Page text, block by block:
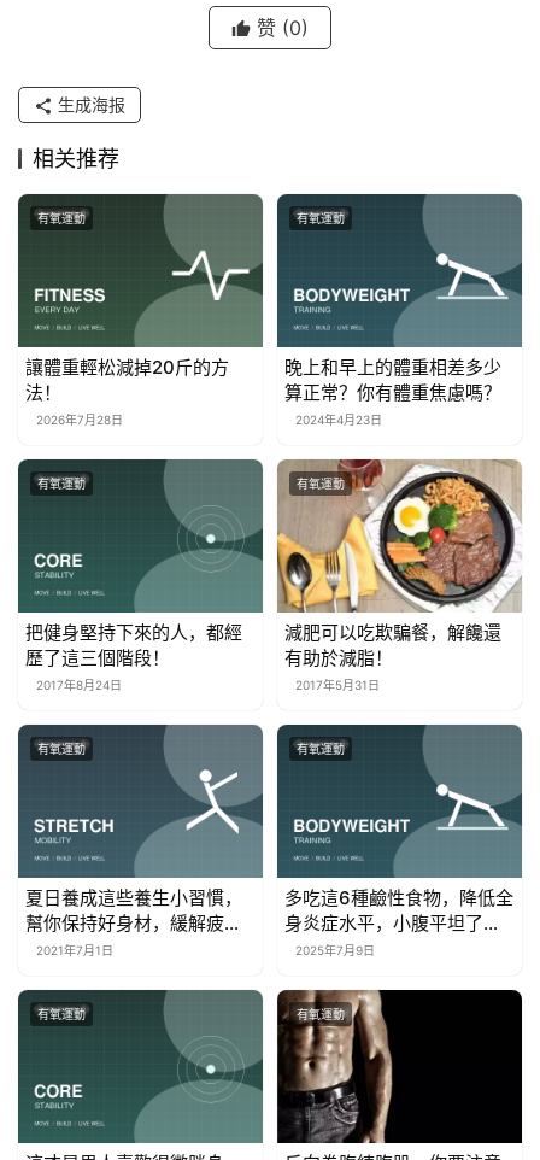
赞 (0)
生成海报
相关推荐
有氧運動
讓體重輕松減掉20斤的方
法！
2026年7月28日
有氧運動
晚上和早上的體重相差多少
算正常？你有體重焦慮嗎？
2024年4月23日
有氧運動
把健身堅持下來的人，都經
歷了這三個階段！
2017年8月24日
有氧運動
減肥可以吃欺騙餐，解饞還
有助於減脂！
2017年5月31日
有氧運動
夏日養成這些養生小習慣，
幫你保持好身材，緩解疲勞
增強抵抗力
2021年7月1日
有氧運動
多吃這6種鹼性食物，降低全
身炎症水平，小腹平坦了，
人也瘦了
2025年7月9日
有氧運動 有氧運動